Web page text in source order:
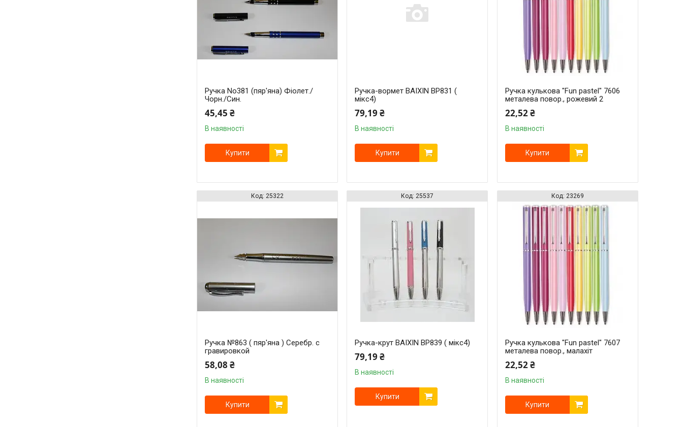
Ручка No381 (пяр'яна) Фіолет./
Чорн./Син.
45,45 ₴
В наявності
Купити
Ручка-вормет BAIXIN BP831 (
мікс4)
79,19 ₴
В наявності
Купити
Ручка кулькова "Fun pastel" 7606
металева повор., рожевий 2
22,52 ₴
В наявності
Купити
25322
Ручка №863 ( пяр'яна ) Серебр. с
гравировкой
58,08 ₴
В наявності
Купити
25537
Ручка-крут BAIXIN BP839 ( мікс4)
79,19 ₴
В наявності
Купити
23269
Ручка кулькова "Fun pastel" 7607
металева повор., малахіт
22,52 ₴
В наявності
Купити